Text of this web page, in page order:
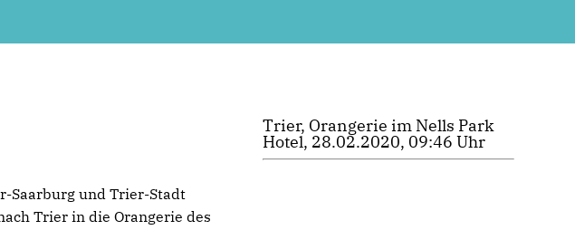
Saarburg und Trier-Stadt
Trier in die Orangerie des
Trier, Orangerie im Nells Park
Hotel, 28.02.2020, 09:46 Uhr